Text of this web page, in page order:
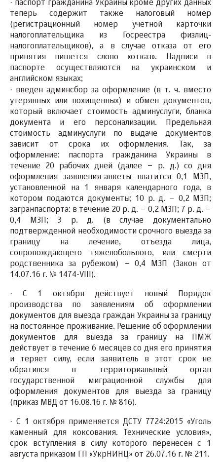
· паспорт гражданина Украины кроме других данных
теперь содержит также налоговый номер
(регистрационный номер учетной карточки
налогоплательщика из Госреестра физлиц-
налогоплательщиков), а в случае отказа от его
принятия пишется слово «отказ». Надписи в
паспорте осуществляются на украинском и
английском языках;
· введен админсбор за оформление (в т. ч. вместо
утерянных или похищенных) и обмен документов,
который включает стоимость админуслуги, бланка
документа и его персонализации. Предельная
стоимость админуслуги по выдаче документов
зависит от срока их оформления. Так, за
оформление: паспорта гражданина Украины в
течение 20 рабочих дней (далее – р. д.) со дня
оформления заявления-анкеты платится 0,1 МЗП,
установленной на 1 января календарного года, в
котором подаются документы; 10 р. д. – 0,2 МЗП;
загранпаспорта: в течение 20 р. д. – 0,2 МЗП; 7 р. д. –
0,4 МЗП; 3 р. д. (в случае документально
подтвержденной необходимости срочного выезда за
границу на лечение, отъезда лица,
сопровождающего тяжелобольного, или смерти
родственника за рубежом) – 0,4 МЗП (Закон от
14.07.16 г. № 1474-VIII).
· С 1 октября действует новый Порядок
производства по заявлениям об оформлении
документов для выезда граждан Украины за границу
на постоянное проживание. Решение об оформлении
документов для выезда за границу на ПМЖ
действует в течение 6 месяцев со дня его принятия
и теряет силу, если заявитель в этот срок не
обратился в территориальный орган
государственной миграционной службы для
оформления документов для выезда за границу
(приказ МВД от 16.08.16 г. № 816).
· С 1 октября применяется ДСТУ 7724:2015 «Уголь
каменный для коксования. Технические условия»,
срок вступления в силу которого перенесен с 1
августа приказом ГП «УкрНИНЦ» от 26.07.16 г. № 211.